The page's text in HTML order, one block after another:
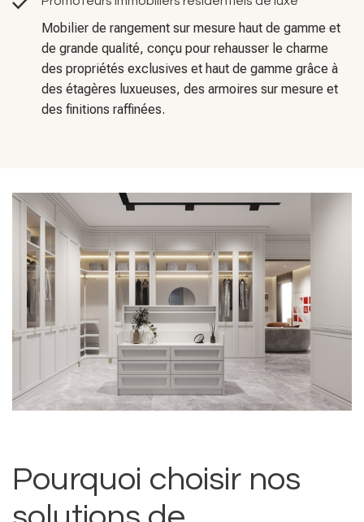
Mobilier de rangement sur mesure haut de gamme et
de grande qualité, conçu pour rehausser le charme
des propriétés exclusives et haut de gamme grâce à
des étagères luxueuses, des armoires sur mesure et
des finitions raffinées.
Pourquoi choisir nos